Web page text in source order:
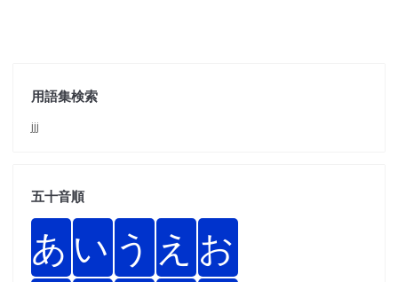
用語集検索
jjj
五十音順
あ い う え お